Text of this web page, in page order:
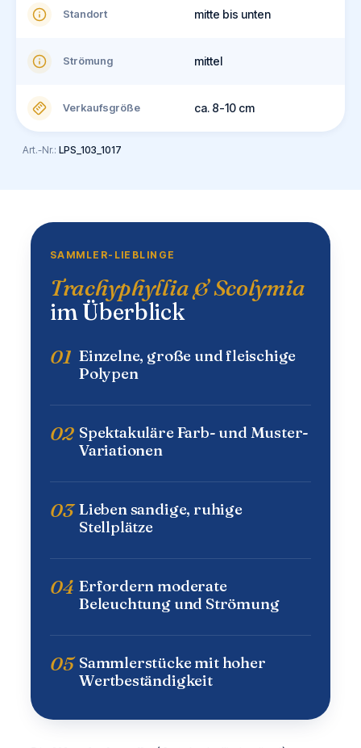
Standort mitte bis unten
Strömung mittel
Verkaufsgröße ca. 8-10 cm
Art.-Nr.: LPS_103_1017
SAMMLER-LIEBLINGE
Trachyphyllia & Scolymia
im Überblick
01 Einzelne, große und fleischige
Polypen
02 Spektakuläre Farb- und Muster-
Variationen
03 Lieben sandige, ruhige
Stellplätze
04 Erfordern moderate
Beleuchtung und Strömung
05 Sammlerstücke mit hoher
Wertbeständigkeit